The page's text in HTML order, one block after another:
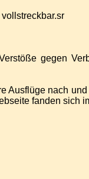
gegen
nach
fanden sich